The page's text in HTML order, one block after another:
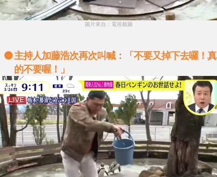
圖片來自：電視截圖
主持人加藤浩次再次叫喊：「不要又掉下去囉！真
的不要喔！」